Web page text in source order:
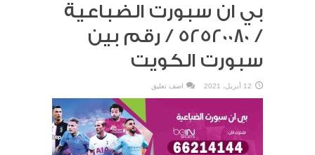
بي ان سبورت الضباعية
/ 52520080 / رقم بين
سبورت الكويت
12 أبريل، 2021 اضف تعليق